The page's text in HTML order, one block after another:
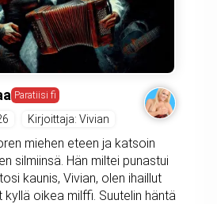
Paratiisi fi
Kirjoittaja: Vivian
miehen eteen ja katsoin
silmiinsä. Hän miltei punastui
kaunis, Vivian, olen ihaillut
kyllä oikea milffi. Suutelin häntä